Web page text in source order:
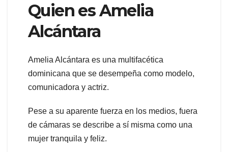
Quien es Amelia
Alcántara
Amelia Alcántara es una multifacética
dominicana que se desempeña como modelo,
comunicadora y actriz.
Pese a su aparente fuerza en los medios, fuera
de cámaras se describe a sí misma como una
mujer tranquila y feliz.